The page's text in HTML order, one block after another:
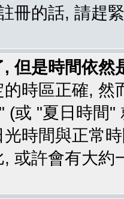
冊的話, 請趕
但是時間依然
時區正確,
(或 "夏日時間
時間與正常
或許會有大約